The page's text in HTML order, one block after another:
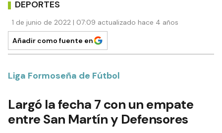
DEPORTES
1 de junio de 2022 | 07:09 actualizado hace 4 años
Añadir como fuente en
Liga Formoseña de Fútbol
Largó la fecha 7 con un empate
entre San Martín y Defensores